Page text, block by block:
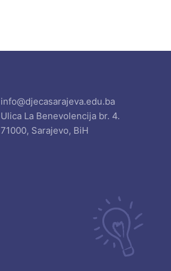
info@djecasarajeva.edu.ba
Ulica La Benevolencija br. 4.
71000, Sarajevo, BiH